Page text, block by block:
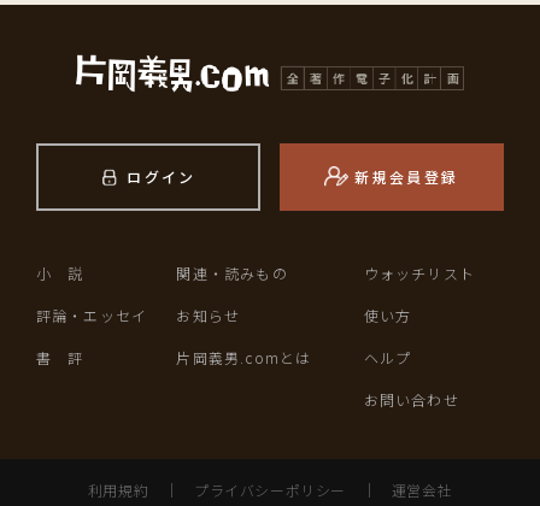
ログイン 新規会員登録
小 説
評論・エッセイ
書 評
関連・読みもの
お知らせ
片岡義男.comとは
ウォッチリスト
使い方
ヘルプ
お問い合わせ
利用規約 ｜ プライバシーポリシー ｜ 運営会社